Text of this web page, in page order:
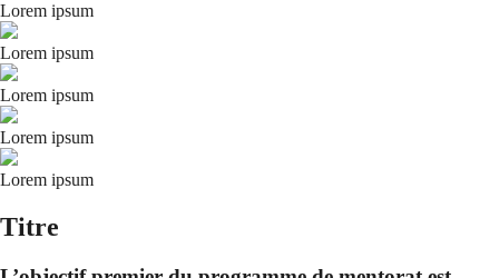
Lorem ipsum
Lorem ipsum
Lorem ipsum
Lorem ipsum
Lorem ipsum
Titre